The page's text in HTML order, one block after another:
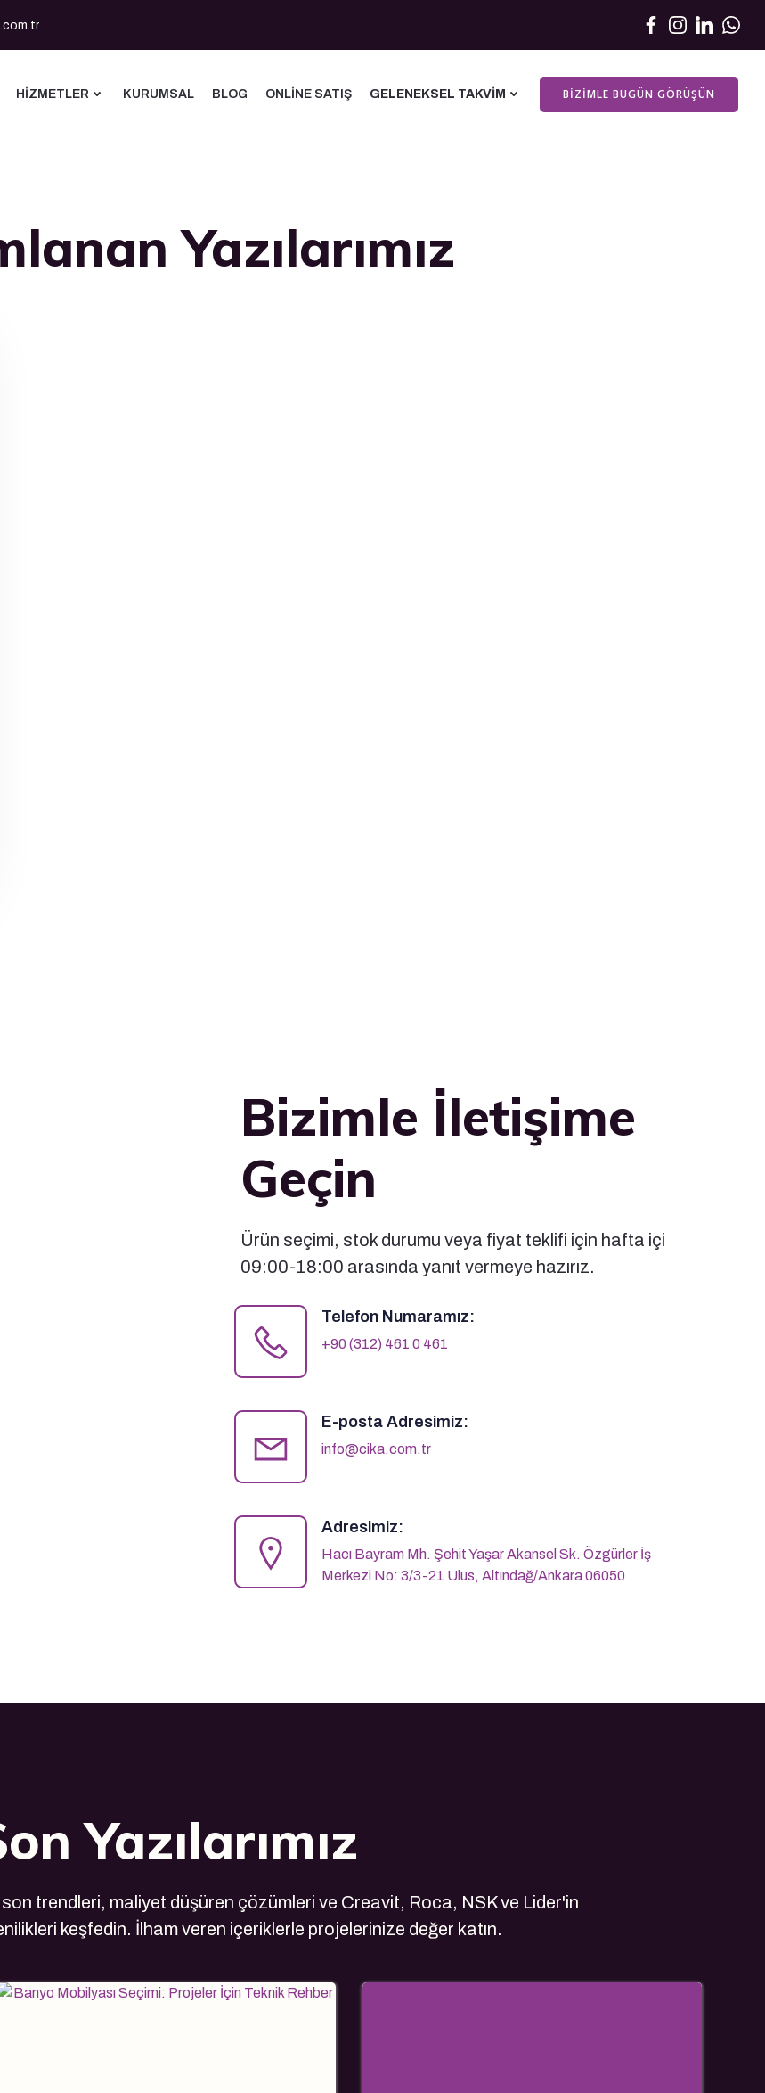
HIZMETLER KURUMSAL BLOG ONLINE SATIŞ GELENEKSEL TAKVIM BIZIMLE BUGÜN GÖRÜŞÜN
Yazılarımız
Bizimle İletişime
Geçin
Ürün seçimi, stok durumu veya fiyat teklifi için hafta içi
09:00-18:00 arasında yanıt vermeye hazırız.
Telefon Numaramız:
+90 (312) 461 0 461
E-posta Adresimiz:
info@cika.com.tr
Adresimiz:
Hacı Bayram Mh. Şehit Yaşar Akansel Sk. Özgürler İş
Merkezi No: 3/3-21 Ulus, Altındağ/Ankara 06050
Yazılarımız
son trendleri, maliyet düşüren çözümleri ve Creavit, Roca, NSK ve Lider'in
keşfedin. İlham veren içeriklerle projelerinize değer katın.